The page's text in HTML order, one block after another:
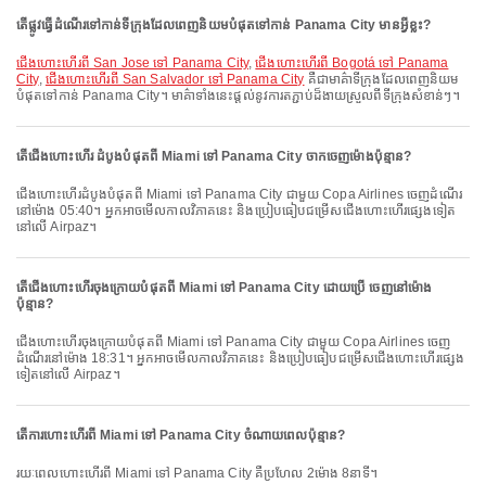
តើផ្លូវធ្វើដំណើរទៅកាន់ទីក្រុងដែលពេញនិយមបំផុតទៅកាន់ Panama City មានអ្វីខ្លះ?
ជើងហោះហើរពី San Jose ទៅ Panama City,ជើងហោះហើរពី Bogotá ទៅ Panama
City, ជើងហោះហើរពី San Salvador ទៅ Panama City គឺជាមាគ៌ាទីក្រុងដែលពេញនិយម
បំផុតទៅកាន់ Panama City។ មាគ៌ាទាំងនេះផ្តល់នូវការតភ្ជាប់ដ៏ងាយស្រួលពីទីក្រុងសំខាន់ៗ។
តើជើងហោះហើរ ដំបូងបំផុតពី Miami ទៅ Panama City ចាកចេញម៉ោងប៉ុន្មាន?
ជើងហោះហើរដំបូងបំផុតពី Miami ទៅ Panama City ជាមួយ Copa Airlines ចេញដំណើរ
នៅម៉ោង 05:40។ អ្នកអាចមើលកាលវិភាគនេះ និងប្រៀបធៀបជម្រើសជើងហោះហើរផ្សេងទៀត
នៅលើ Airpaz។
តើជើងហោះហើរចុងក្រោយបំផុតពី Miami ទៅ Panama City ដោយប្រើ ចេញនៅម៉ោង
ប៉ុន្មាន?
ជើងហោះហើរចុងក្រោយបំផុតពី Miami ទៅ Panama City ជាមួយ Copa Airlines ចេញ
ដំណើរនៅម៉ោង 18:31។ អ្នកអាចមើលកាលវិភាគនេះ និងប្រៀបធៀបជម្រើសជើងហោះហើរផ្សេង
ទៀតនៅលើ Airpaz។
តើការហោះហើរពី Miami ទៅ Panama City ចំណាយពេលប៉ុន្មាន?
រយៈពេលហោះហើរពី Miami ទៅ Panama City គឺប្រហែល 2ម៉ោង 8នាទី។